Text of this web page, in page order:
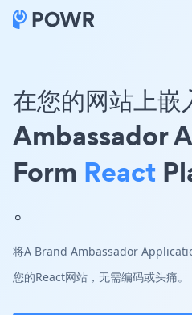
在您的网站上
Ambassador
Form React
。
将A Brand Ambassador
您的React网站，无需编码或头痛。